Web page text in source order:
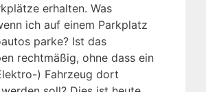
erhalten. Was
ich auf einem Parkplatz
parke? Ist das
rechtmäßig, ohne dass ein
) Fahrzeug dort